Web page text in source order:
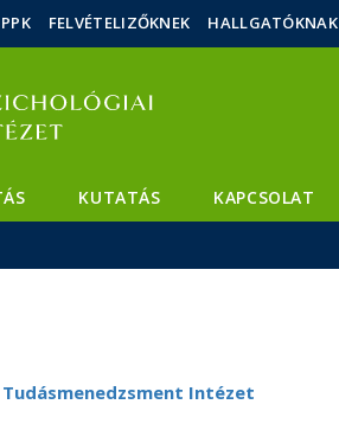
PPK FELVÉTELIZŐKNEK HALLGATÓKNAK
KUTATÁS KAPCSOLAT
Intézet